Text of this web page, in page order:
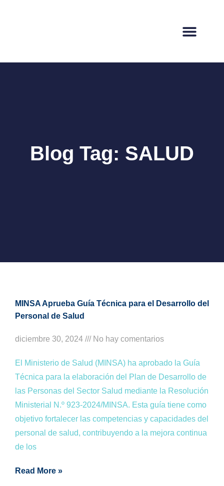
Blog Tag: SALUD
MINSA Aprueba Guía Técnica para el Desarrollo del
Personal de Salud
diciembre 30, 2024 No hay comentarios
El Ministerio de Salud (MINSA) ha aprobado la Guía
Técnica para la elaboración del Plan de Desarrollo de
las Personas del Sector Salud mediante la Resolución
Ministerial N.º 923-2024/MINSA. Esta guía tiene como
objetivo fortalecer las competencias y capacidades del
personal de salud, contribuyendo a la mejora continua
de los
Read More »